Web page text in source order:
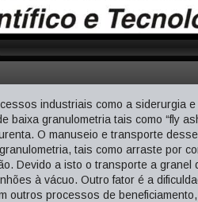
industriais como a siderurgia
baixa granulometria tais como “fly
O manuseio e transporte
tais como arraste por
Devido a isto o transporte a
à vácuo. Outro fator é a
outros processos de